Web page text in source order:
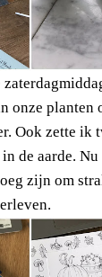
onze planten
Ook zette ik
de aarde. Nu
zijn om